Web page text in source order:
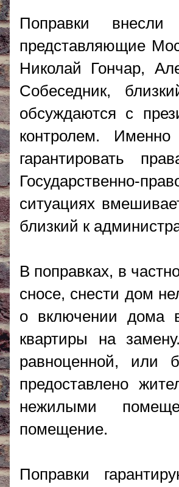
Поправки внесли
представляющие
Николай Гончар,
Собеседник,
обсуждаются с
контролем.
гарантировать
Государственно-
ситуациях
близкий к
В поправках, в
сносе, снести дом
о включении дома
квартиры на
равноценной, или
предоставлено
нежилыми
помещение.
Поправки